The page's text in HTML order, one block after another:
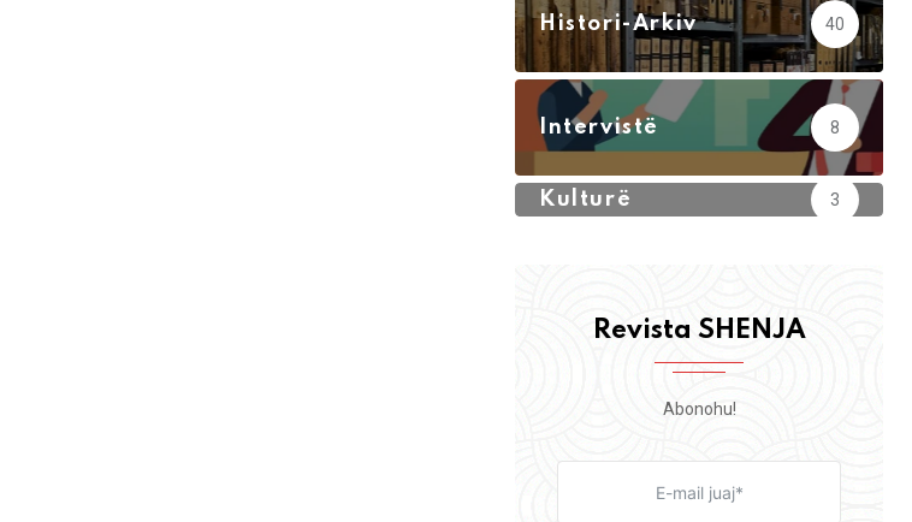
Histori-Arkiv 40
Intervistë 8
Kulturë 3
Revista SHENJA
Abonohu!